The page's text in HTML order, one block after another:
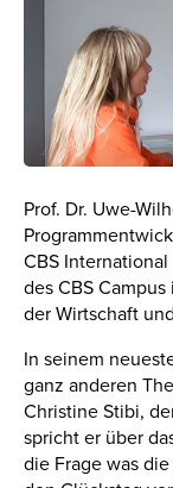
Prof. Dr. Uwe-
CBS
des CBS
der Wirtschaft
In seinem
ganz anderen
Christine Stibi,
spricht er über
die Frage was